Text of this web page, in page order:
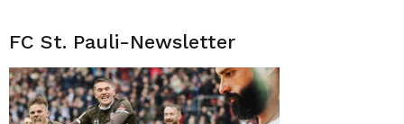
FC St. Pauli-Newsletter